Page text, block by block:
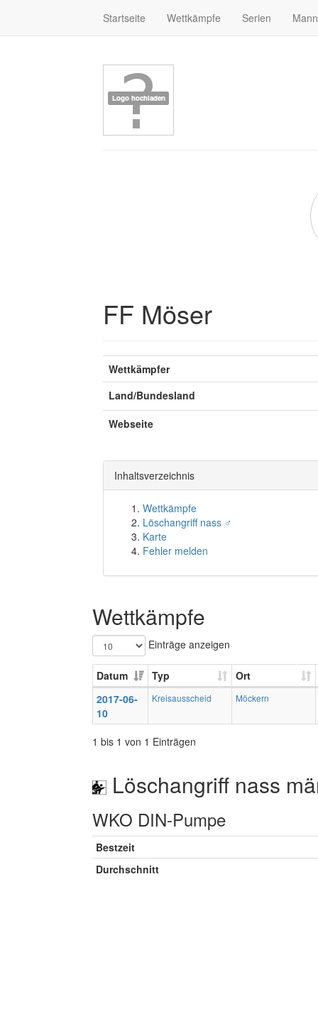
Startseite Wettkämpfe Serien
FF Möser
Wettkämpfer
Land/Bundesland
Webseite
Inhaltsverzeichnis
Wettkämpfe
Löschangriff nass ♂
Karte
Fehler melden
Wettkämpfe
Einträge anzeigen
Datum Typ
Ort
2017-06-
10
Kreisausscheid Möckern
1 bis 1 von 1 Einträgen
Löschangriff nass
WKO DIN-Pumpe
Bestzeit
Durchschnitt